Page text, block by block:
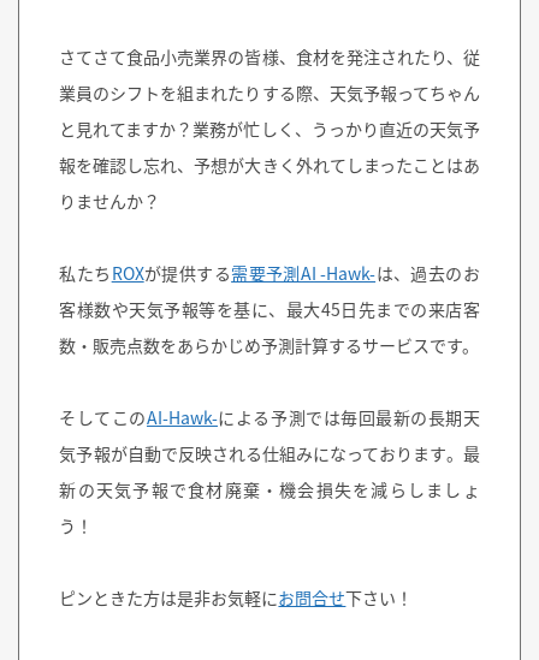
さてさて食品小売業界の皆様、食材を発注されたり、従
業員のシフトを組まれたりする際、天気予報ってちゃん
と見れてますか？業務が忙しく、うっかり直近の天気予
報を確認し忘れ、予想が大きく外れてしまったことはあ
りませんか？
私たち ROXが提供する需要予測AI -Hawk-は、過去のお
客様数や天気予報等を基に、最大45日先までの来店客
数・販売点数をあらかじめ予測計算するサービスです。
そしてこのAI-Hawk-による予測では毎回最新の長期天
気予報が自動で反映される仕組みになっております。最
新の天気予報で食材廃棄・機会損失を減らしましょ
う！
ピンときた方は是非お気軽にお問合せ下さい！